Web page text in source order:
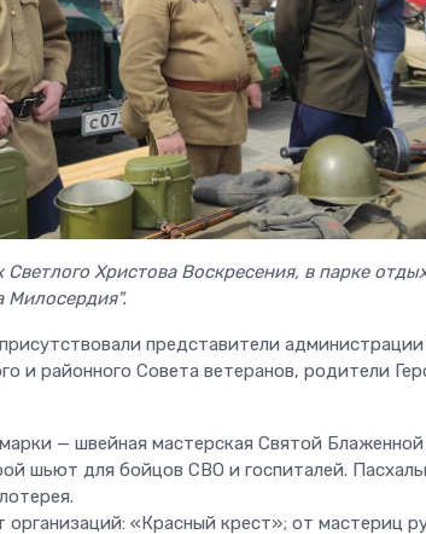
Светлого Христова Воскресения, в парке
Милосердия".
представители
и районного Совета ветеранов, родители
— швейная мастерская Святой
шьют для бойцов СВО и госпиталей.
организаций: «Красный крест»; от мастериц